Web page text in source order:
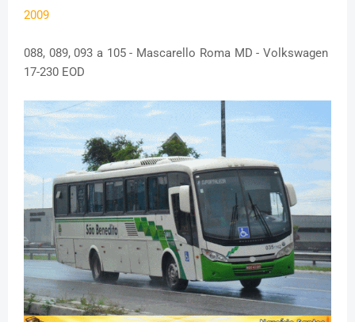
2009
088, 089, 093 a 105 - Mascarello Roma MD - Volkswagen
17-230 EOD